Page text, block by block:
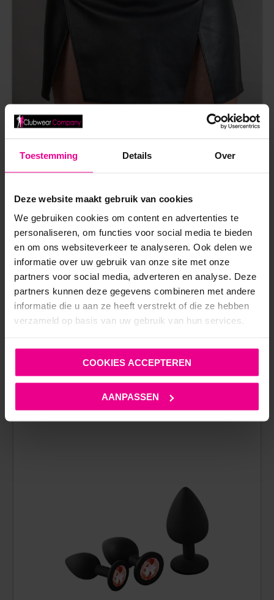
Toestemming Details Over
Deze website maakt gebruik van cookies
We gebruiken cookies om content en advertenties te
personaliseren, om functies voor social media te bieden
en om ons websiteverkeer te analyseren. Ook delen we
informatie over uw gebruik van onze site met onze
partners voor social media, adverteren en analyse. Deze
partners kunnen deze gegevens combineren met andere
informatie die u aan ze heeft verstrekt of die ze hebben
verzameld op basis van uw gebruik van hun services.
COOKIES ACCEPTEREN
AANPASSEN
GLADIATOR ROK BIZONDER – BIZONDER
10 werkdagen
Vanaf€209,95
ANDERE MENSEN BEKEKEN OOK: